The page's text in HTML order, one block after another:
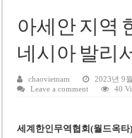
PNJ, 다이아몬드 밀수 여파
팜 녓 브엉 빈그룹 회장 딸, 그
케펠, 투티엠 엠파이어시티
베트남주식 HAT, 15년 연속
아세안 지역
네시아 발리
chaovietnam 2023년 9
Leave a comment
40
세계한인무역협회(월드옥